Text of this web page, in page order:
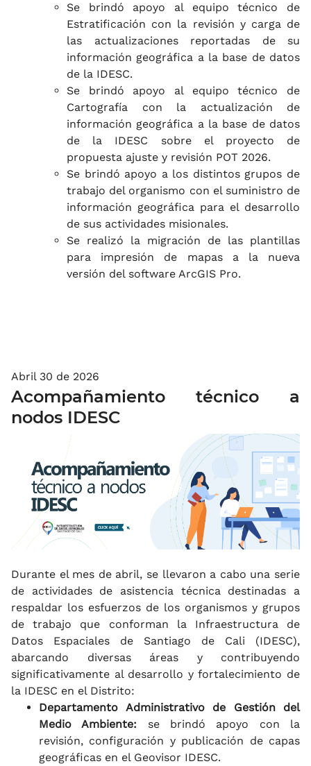
Se brindó apoyo al equipo técnico de
Estratificación con la revisión y carga de
las actualizaciones reportadas de su
información geográfica a la base de datos
de la IDESC.
Se brindó apoyo al equipo técnico de
Cartografía con la actualización de
información geográfica a la base de datos
de la IDESC sobre el proyecto de
propuesta ajuste y revisión POT 2026.
Se brindó apoyo a los distintos grupos de
trabajo del organismo con el suministro de
información geográfica para el desarrollo
de sus actividades misionales.
Se realizó la migración de las plantillas
para impresión de mapas a la nueva
versión del software ArcGIS Pro.
Abril 30 de 2026
Acompañamiento técnico a
nodos IDESC
Durante el mes de abril, se llevaron a cabo una serie
de actividades de asistencia técnica destinadas a
respaldar los esfuerzos de los organismos y grupos
de trabajo que conforman la Infraestructura de
Datos Espaciales de Santiago de Cali (IDESC),
abarcando diversas áreas y contribuyendo
significativamente al desarrollo y fortalecimiento de
la IDESC en el Distrito:
Departamento Administrativo de Gestión del
Medio Ambiente: se brindó apoyo con la
revisión, configuración y publicación de capas
geográficas en el Geovisor IDESC.